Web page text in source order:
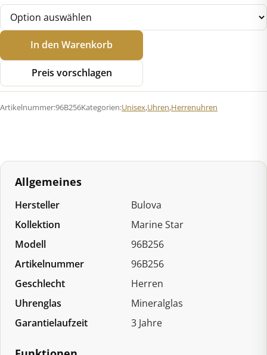
Bulova
96B256
Marine
Star
B
In den Warenkorb
Preis vorschlagen
Artikelnummer:96B256Kategorien:Unisex,Uhren,Herrenuhren
Allgemeines
Hersteller
Bulova
Kollektion
Marine Star
Modell
96B256
Artikelnummer
96B256
Geschlecht
Herren
Uhrenglas
Mineralglas
Garantielaufzeit
3 Jahre